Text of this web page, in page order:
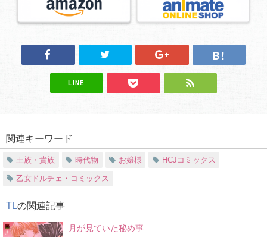
LINE
関連キーワード
王族・貴族 時代物 お嬢様 HCJコミックス
乙女ドルチェ・コミックス
TLの関連記事
月が見ていた秘め事